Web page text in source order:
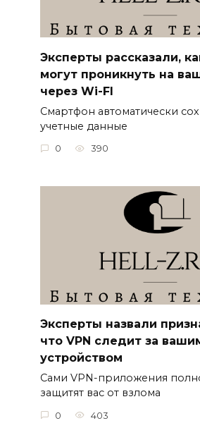
Эксперты рассказали,
могут проникнуть на
через Wi-FI
Смартфон автоматически
учетные данные
0 390
Эксперты назвали
что VPN следит за
устройством
Сами VPN-приложения
защитят вас от взлома
0 403